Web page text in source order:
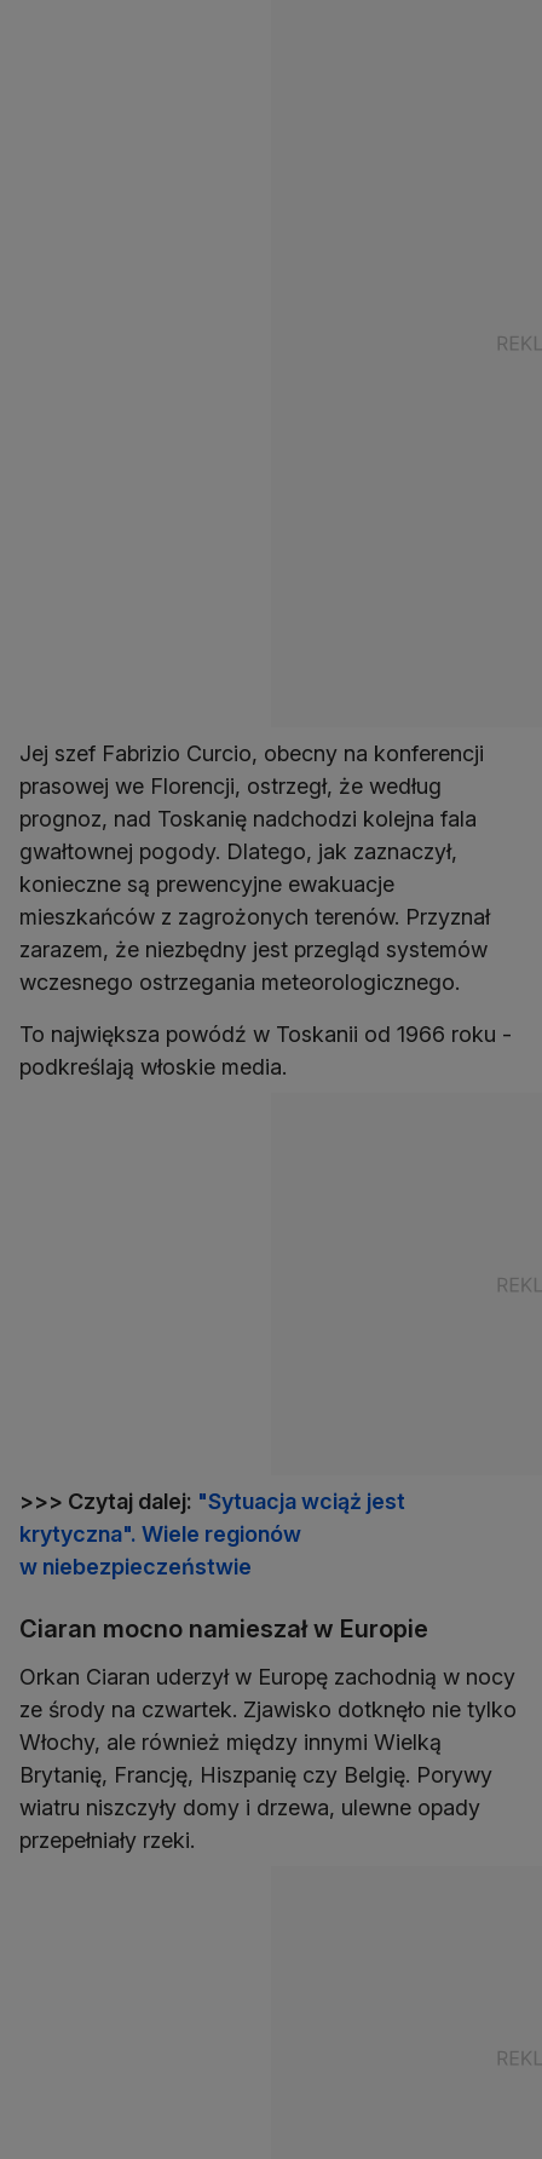
Jej szef Fabrizio Curcio, obecny na konferencji
prasowej we Florencji, ostrzegł, że według
prognoz, nad Toskanię nadchodzi kolejna fala
gwałtownej pogody. Dlatego, jak zaznaczył,
konieczne są prewencyjne ewakuacje
mieszkańców z zagrożonych terenów. Przyznał
zarazem, że niezbędny jest przegląd systemów
wczesnego ostrzegania meteorologicznego.
To największa powódź w Toskanii od 1966 roku -
podkreślają włoskie media.
>>> Czytaj dalej: "Sytuacja wciąż jest
krytyczna". Wiele regionów
w niebezpieczeństwie
Ciaran mocno namieszał w Europie
Orkan Ciaran uderzył w Europę zachodnią w nocy
ze środy na czwartek. Zjawisko dotknęło nie tylko
Włochy, ale również między innymi Wielką
Brytanię, Francję, Hiszpanię czy Belgię. Porywy
wiatru niszczyły domy i drzewa, ulewne opady